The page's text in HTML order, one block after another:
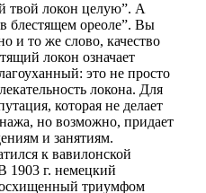
твой локон целую”. А
блестящем ореоле”. Вы
и то же слово, качество
локон означает
это не просто
локона. Для
которая не делает
но возможно, придает
и занятиям.
к вавилонской
1903 г. немецкий
триумфом